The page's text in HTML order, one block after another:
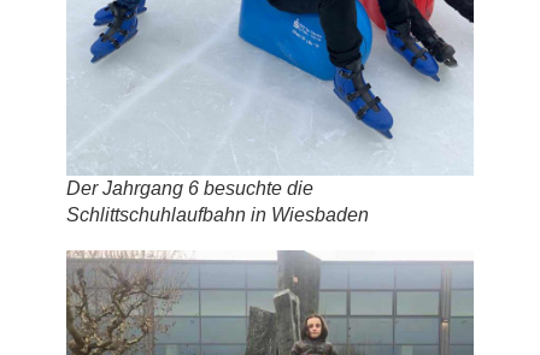
Der Jahrgang 6 besuchte die
Schlittschuhlaufbahn in Wiesbaden